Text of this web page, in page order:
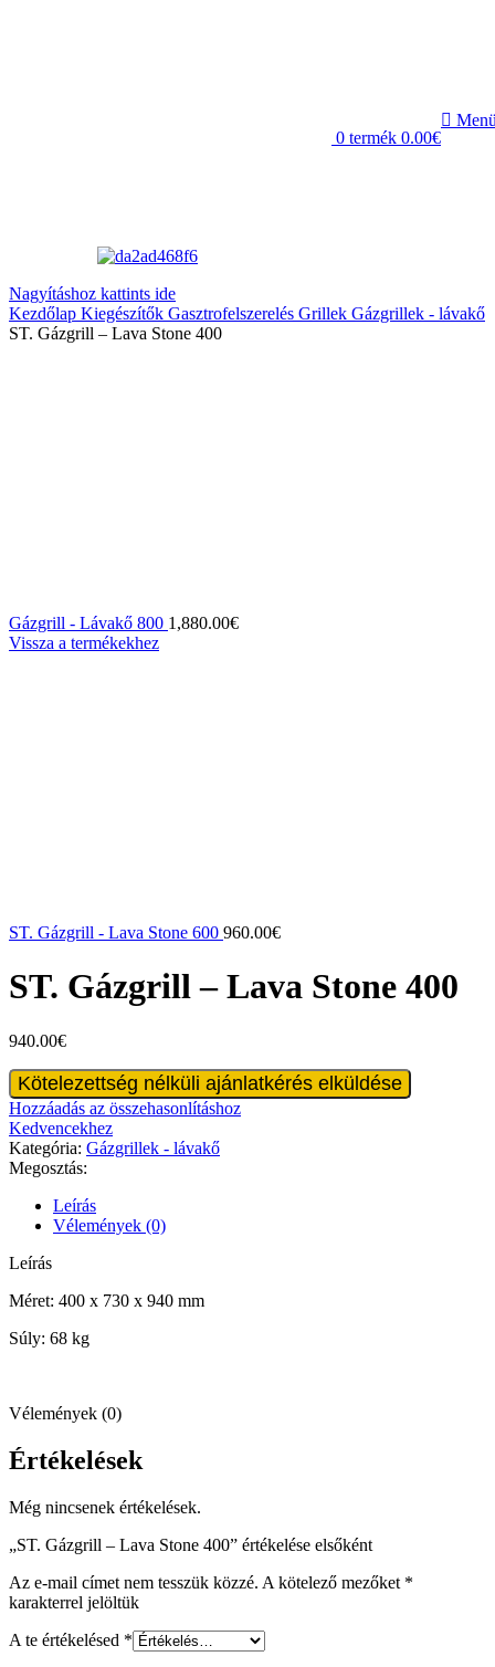
0 termék 0.00€
Nagyításhoz kattints ide
Kezdőlap Kiegészítők Gasztrofelszerelés Grillek Gázgrillek - lávakő
ST. Gázgrill – Lava Stone 400
Gázgrill - Lávakő 800 1,880.00€
Vissza a termékekhez
ST. Gázgrill - Lava Stone 600 960.00€
ST. Gázgrill – Lava Stone 400
940.00€
ST.
Gázgrill
-
Lava
Stone
400
mennyiség
Kötelezettség nélküli ajánlatkérés elküldése
Hozzáadás az összehasonlításhoz
Kedvencekhez
Kategória: Gázgrillek - lávakő
Megosztás:
Leírás
Vélemények (0)
Leírás
Méret: 400 x 730 x 940 mm
Súly: 68 kg
Vélemények (0)
Értékelések
Még nincsenek értékelések.
„ST. Gázgrill – Lava Stone 400” értékelése elsőként
Az e-mail címet nem tesszük közzé. A kötelező mezőket *
karakterrel jelöltük
A te értékelésed *